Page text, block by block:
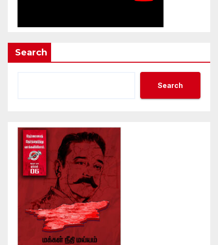
Search
Search